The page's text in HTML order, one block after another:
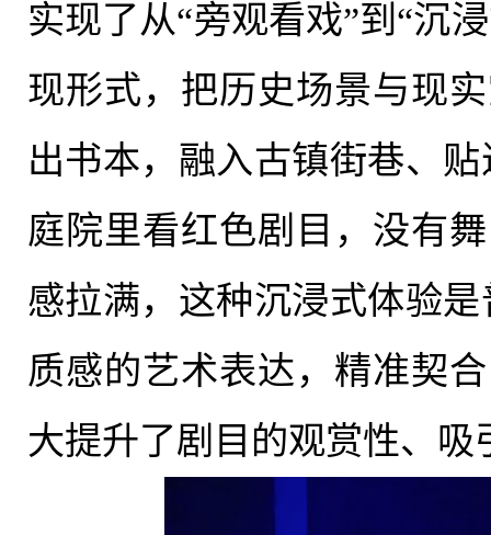
实现了从“旁观看戏”到“沉
现形式，把历史场景与现
出书本，融入古镇街巷、
庭院里看红色剧目，没有
感拉满，这种沉浸式体验
质感的艺术表达，精准契
大提升了剧目的观赏性、吸